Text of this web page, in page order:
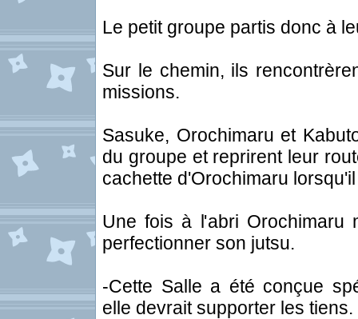
Le petit groupe partis donc à
Sur le chemin, ils
missions.
Sasuke, Orochimaru et
du groupe et reprirent leur
cachette d'Orochimaru
Une fois à l'abri Orochimaru
perfectionner son jutsu.
-Cette Salle a été conçue
elle devrait supporter les tiens.